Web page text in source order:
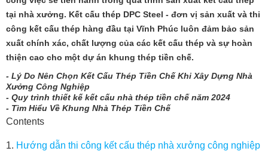
tại nhà xưởng. Kết cấu thép DPC Steel - đơn vị sản xuất và thi
công kết cấu thép hàng đầu tại Vĩnh Phúc luôn đảm bảo sản
xuất chính xác, chất lượng của các kết cấu thép và sự hoàn
thiện cao cho một dự án khung thép tiền chế.
- Lý Do Nên Chọn Kết Cấu Thép Tiền Chế Khi Xây Dựng Nhà
Xưởng Công Nghiệp
- Quy trình thiết kế kết cấu nhà thép tiền chế năm 2024
- Tìm Hiểu Về Khung Nhà Thép Tiền Chế
Contents
Hướng dẫn thi công kết cấu thép nhà xưởng công nghiệp